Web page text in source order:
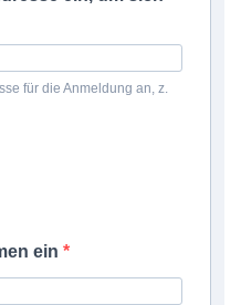
für die Anmeldung an, z.
ein